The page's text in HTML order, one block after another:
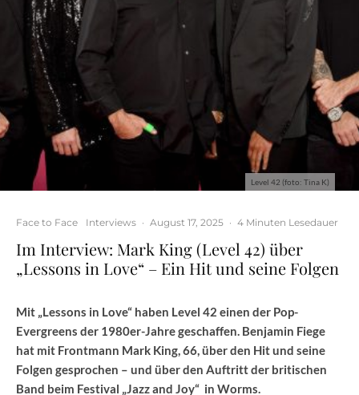
Level 42 (foto: Tina K)
Face to Face Interviews · August 17, 2025 · 4 Minuten Lesedauer
Im Interview: Mark King (Level 42) über
„Lessons in Love“ – Ein Hit und seine Folgen
Mit „Lessons in Love“ haben Level 42 einen der Pop-
Evergreens der 1980er-Jahre geschaffen. Benjamin Fiege
hat mit Frontmann Mark King, 66, über den Hit und seine
Folgen gesprochen – und über den Auftritt der britischen
Band beim Festival „Jazz and Joy“ in Worms.